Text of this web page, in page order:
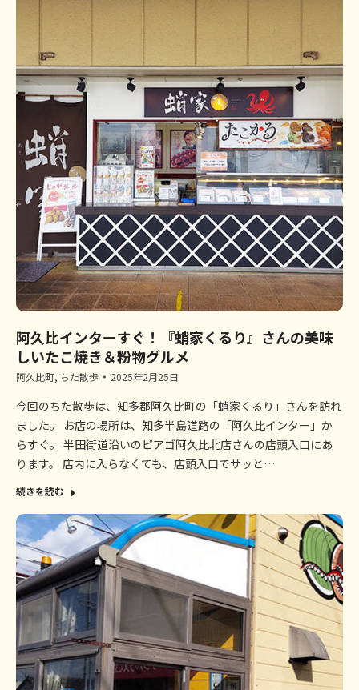
阿久比インターすぐ！『蛸家くるり』さんの美味
しいたこ焼き＆粉物グルメ
阿久比町, ちた散歩 2025年2月25日
今回のちた散歩は、知多郡阿久比町の「蛸家くるり」さんを訪れ
ました。 お店の場所は、知多半島道路の「阿久比インター」か
らすぐ。 半田街道沿いのピアゴ阿久比北店さんの店頭入口にあ
ります。 店内に入らなくても、店頭入口でサッと…
続きを読む